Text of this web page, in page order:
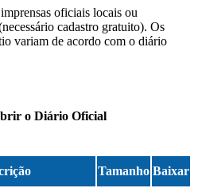
oficiais locais ou
cadastro gratuito). Os
variam de acordo com o diário
o Diário Oficial
Tamanho Baixar